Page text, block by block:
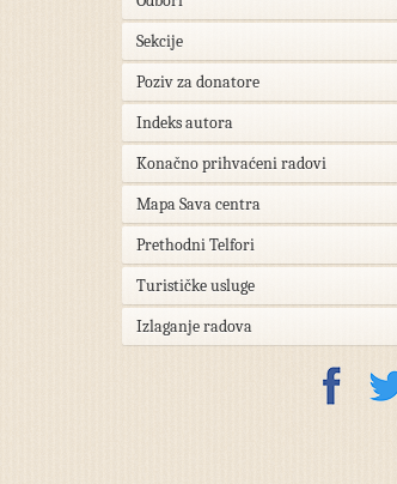
Sekcije
Poziv za donatore
Indeks autora
Konačno prihvaćeni radovi
Mapa Sava centra
Prethodni Telfori
Turističke usluge
Izlaganje radova